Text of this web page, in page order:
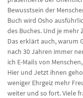
Bewusstsein der
Buch wird Osho
des Buches. Und je
Das erklärt auch, warum
nach 30 Jahren immer
ich E-Mails von
Hier und Jetzt ihnen
weniger Ehrgeiz mehr
weiter und so fort. Viele